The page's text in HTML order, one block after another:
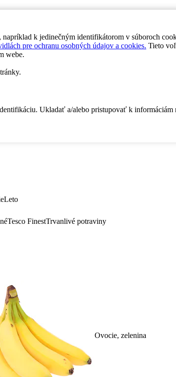
k jedinečným identifikátorom v súboroch
pre ochranu osobných údajov a cookies. Tieto
webe.
Ukladať a/alebo pristupovať k informáciám
Leto
Tesco FinestTrvanlivé potraviny
Ovocie, zelenina